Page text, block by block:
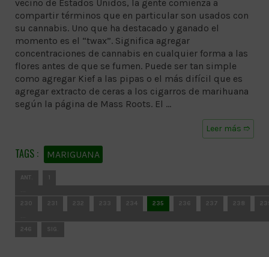
vecino de Estados Unidos, la gente comienza a
compartir términos que en particular son usados con
su cannabis. Uno que ha destacado y ganado el
momento es el “twax”. Significa agregar
concentraciones de cannabis en cualquier forma a las
flores antes de que se fumen. Puede ser tan simple
como agregar Kief a las pipas o el más difícil que es
agregar extracto de ceras a los cigarros de marihuana
según la página de Mass Roots. El …
Leer más ➱
MARIGUANA
ANT.
230
231 232 233 234 235 236 237 238
246
SIG.